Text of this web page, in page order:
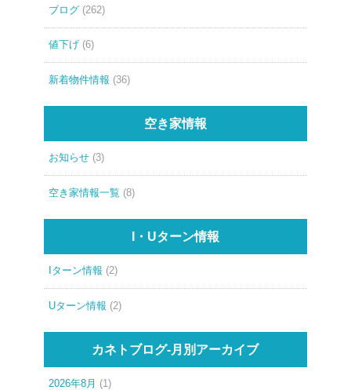
ブログ(262)
値下げ(6)
新着物件情報 (36)
空き家情報
お知らせ(3)
空き家情報一覧 (8)
I・Uターン情報
Iターン情報 (2)
Uターン情報 (2)
カネトブログ-月別アーカイブ
2026年8月 (1)